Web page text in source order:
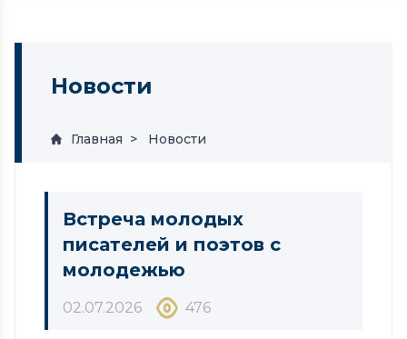
Новости
Главная Новости
Встреча молодых
писателей и поэтов с
молодежью
02.07.2026 476